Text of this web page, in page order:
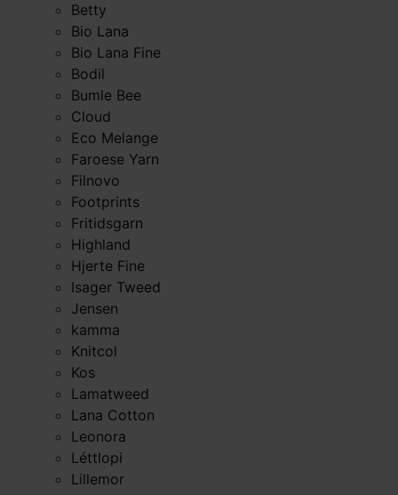
Betty
Bio Lana
Bio Lana Fine
Bodil
Bumle Bee
Cloud
Eco Melange
Faroese Yarn
Filnovo
Footprints
Fritidsgarn
Highland
Hjerte Fine
Isager Tweed
Jensen
kamma
Knitcol
Kos
Lamatweed
Lana Cotton
Leonora
Léttlopi
Lillemor